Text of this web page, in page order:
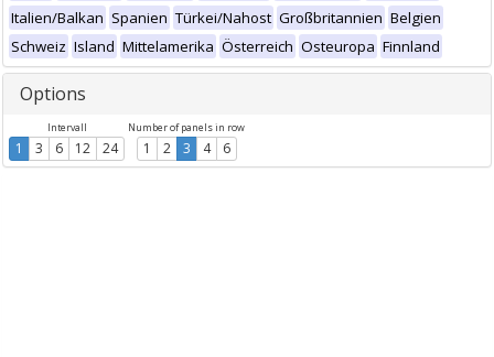
Italien/Balkan Spanien Türkei/Nahost Großbritannien Belgien
Schweiz Island Mittelamerika Österreich Osteuropa Finnland
Options
Intervall
1 3 6 12 24
Number of panels in row
1 2 3 4 6